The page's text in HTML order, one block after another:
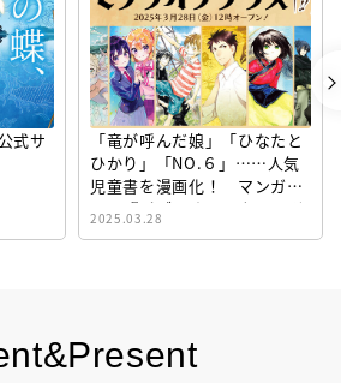
式サ
「竜が呼んだ娘」「ひなたと
ひかり」「NO.６」……人気
児童書を漫画化！ マンガサ
イト『ビブリオシリウス』誕
生！
2025.03.28